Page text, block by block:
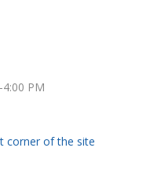
PM
corner of the site